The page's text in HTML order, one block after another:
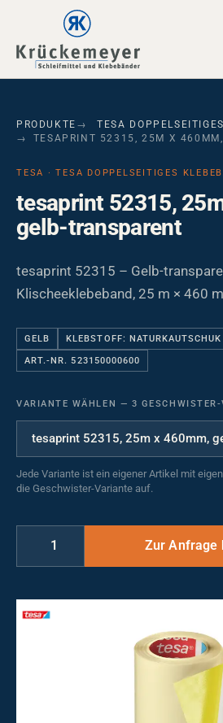
Skip to main navigation
Skip to main content
Skip to page footer
PRODUKTE
TESA
TESAPRINT 52315, 25M X 460MM,
TESA · TESA DOPPELSEITIGES
tesaprint 52315,
gelb-transparent
tesaprint 52315 – Gelb-
Klischeeklebeband, 25 m × 460
GELB KLEBSTOFF: NATURKAUTSCHUK
ART.-NR. 523150000600
VARIANTE WÄHLEN — 3
Jede Variante ist ein eigener Artikel mit
die Geschwister-Variante auf.